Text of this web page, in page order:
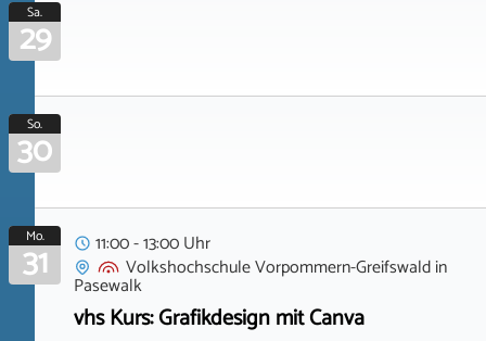
Sa.
29
So.
30
Mo.
31
11:00 - 13:00 Uhr
Volkshochschule Vorpommern-Greifswaldin
Pasewalk
vhs Kurs: Grafikdesign mit Canva